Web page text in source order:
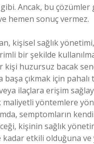
Ancak, bu çözümler
hemen sonuç vermez.
kişisel sağlık yönetimi,
bir şekilde
kişi huzursuz bacak
başa çıkmak için pahalı
ilaçlara erişim
maliyetli yöntemlere
semptomların
kişinin sağlık
etkili olduğuna ve